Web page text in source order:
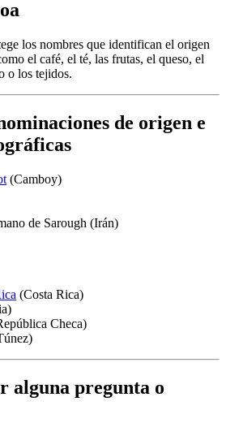
los nombres que identifican el origen
el café, el té, las frutas, el queso, el
o los tejidos.
de origen e
(Camboy)
de Sarough (Irán)
(Costa Rica)
Checa)
alguna pregunta o